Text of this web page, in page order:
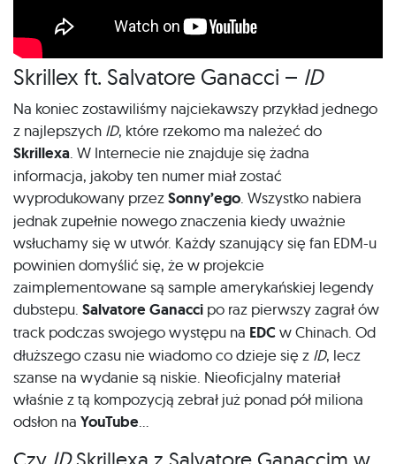
Skrillex ft. Salvatore Ganacci – ID
Na koniec zostawiliśmy najciekawszy przykład jednego
z najlepszych ID, które rzekomo ma należeć do
Skrillexa . W Internecie nie znajduje się żadna
informacja, jakoby ten numer miał zostać
wyprodukowany przezSonny’ego . Wszystko nabiera
jednak zupełnie nowego znaczenia kiedy uważnie
wsłuchamy się w utwór. Każdy szanujący się fan EDM-u
powinien domyślić się, że w projekcie
zaimplementowane są sample amerykańskiej legendy
dubstepu. Salvatore Ganacci po raz pierwszy zagrał ów
track podczas swojego występu na EDCw Chinach. Od
dłuższego czasu nie wiadomo co dzieje się z ID, lecz
szanse na wydanie są niskie. Nieoficjalny materiał
właśnie z tą kompozycją zebrał już ponad pół miliona
odsłon na YouTube